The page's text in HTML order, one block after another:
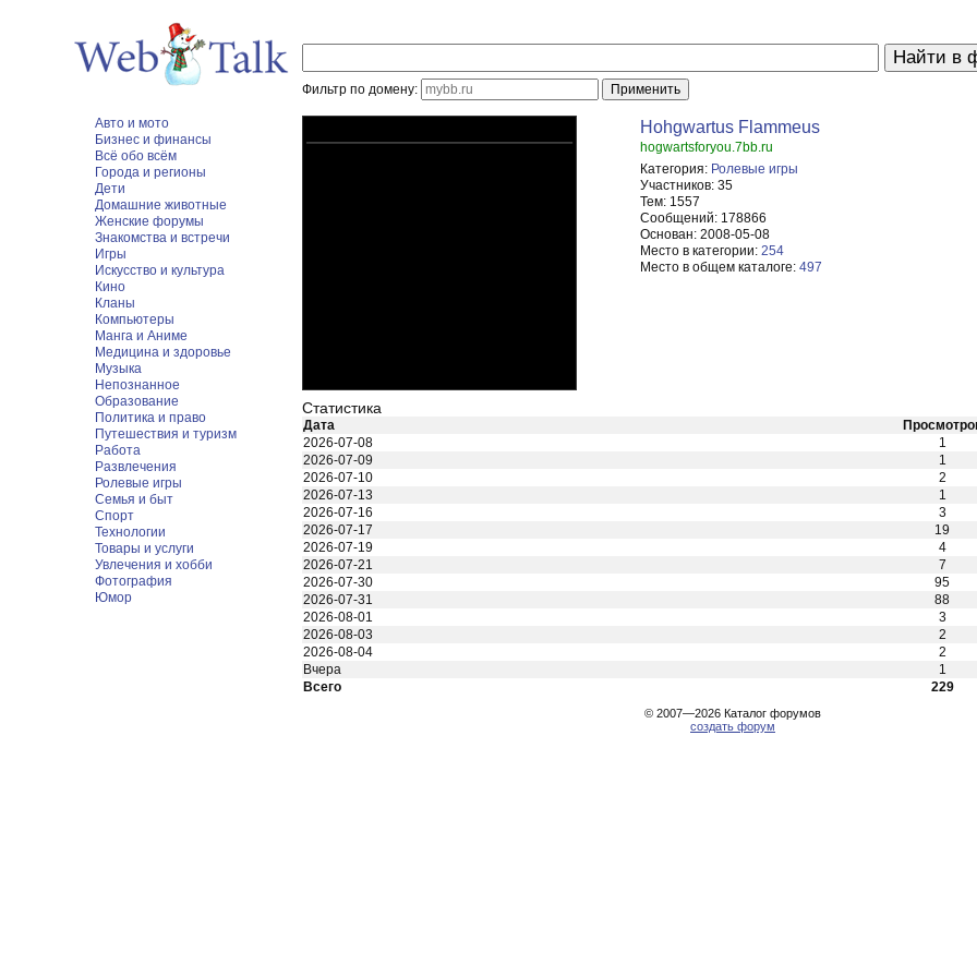
Фильтр по домену:
Авто и мото
Бизнес и финансы
Всё обо всём
Города и регионы
Дети
Домашние животные
Женские форумы
Знакомства и встречи
Игры
Искусство и культура
Кино
Кланы
Компьютеры
Манга и Аниме
Медицина и здоровье
Музыка
Непознанное
Образование
Политика и право
Путешествия и туризм
Работа
Развлечения
Ролевые игры
Семья и быт
Спорт
Технологии
Товары и услуги
Увлечения и хобби
Фотография
Юмор
Hohgwartus Flammeus
hogwartsforyou.7bb.ru
Категория: Ролевые игры
Участников: 35
Тем: 1557
Сообщений: 178866
Основан: 2008-05-08
Место в категории: 254
Место в общем каталоге: 497
Статистика
Дата
2026-07-08
1
2026-07-09
1
2026-07-10
2
2026-07-13
1
2026-07-16
3
2026-07-17
19
2026-07-19
4
2026-07-21
7
2026-07-30
95
2026-07-31
88
2026-08-01
3
2026-08-03
2
2026-08-04
2
Вчера
1
Всего
229
© 2007—2026 Каталог форумов
создать форум